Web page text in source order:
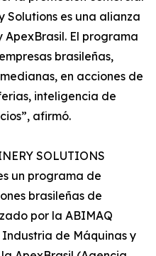
Solutions es una alianza
El programa
brasileñas,
en acciones de
inteligencia de
afirmó.
SOLUTIONS
un programa de
brasileñas de
por la ABIMAQ
de Máquinas y